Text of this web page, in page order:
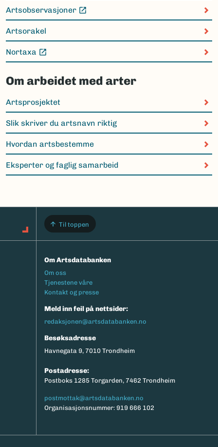
Artsobservasjoner
(Ekstern lenke)
Artsorakel
Nortaxa
(Ekstern lenke)
Om arbeidet med arter
Artsprosjektet
Slik skriver du artsnavn riktig
Hvordan artsbestemme
Eksperter og faglig samarbeid
Til toppen
Om Artsdatabanken
Footermeny
Om oss
Tjenestene våre
Kontakt og presse
Meld inn feil på nettsider:
redaksjonen@artsdatabanken.no
Besøksadresse
Havnegata 9, 7010 Trondheim
Postadresse:
Postboks 1285 Torgarden, 7462 Trondheim
postmottak@artsdatabanken.no
Organisasjonsnummer: 919 666 102